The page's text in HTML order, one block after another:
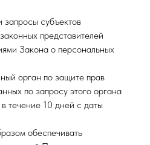
субъектов
представителей
Закона о персональных
орган по защите прав
по запросу этого органа
течение 10 дней с даты
обеспечивать